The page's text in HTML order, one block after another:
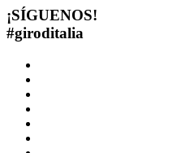
¡SÍGUENOS!
#giroditalia